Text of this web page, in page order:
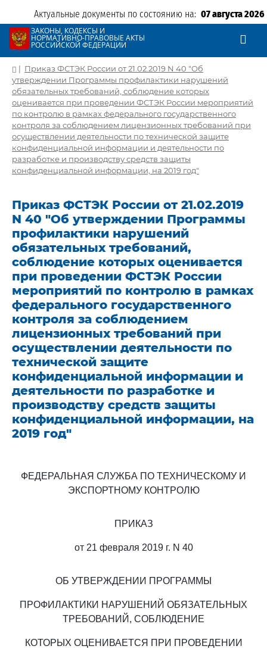
Актуальные документы по состоянию на: 07 августа 2026
ЗАКОНЫ, КОДЕКСЫ И
НОРМАТИВНО-ПРАВОВЫЕ АКТЫ
РОССИЙСКОЙ ФЕДЕРАЦИИ
| Приказ ФСТЭК России от 21.02.2019 N 40 "Об
утверждении Программы профилактики нарушений
обязательных требований, соблюдение которых
оценивается при проведении ФСТЭК России мероприятий
по контролю в рамках федерального государственного
контроля за соблюдением лицензионных требований при
осуществлении деятельности по технической защите
конфиденциальной информации и деятельности по
разработке и производству средств защиты
конфиденциальной информации, на 2019 год"
Приказ ФСТЭК России от 21.02.2019
N 40 "Об утверждении Программы
профилактики нарушений
обязательных требований,
соблюдение которых оценивается
при проведении ФСТЭК России
мероприятий по контролю в рамках
федерального государственного
контроля за соблюдением
лицензионных требований при
осуществлении деятельности по
технической защите
конфиденциальной информации и
деятельности по разработке и
производству средств защиты
конфиденциальной информации, на
2019 год"
ФЕДЕРАЛЬНАЯ СЛУЖБА ПО ТЕХНИЧЕСКОМУ И
ЭКСПОРТНОМУ КОНТРОЛЮ
ПРИКАЗ
от 21 февраля 2019 г. N 40
ОБ УТВЕРЖДЕНИИ ПРОГРАММЫ
ПРОФИЛАКТИКИ НАРУШЕНИЙ ОБЯЗАТЕЛЬНЫХ
ТРЕБОВАНИЙ, СОБЛЮДЕНИЕ
КОТОРЫХ ОЦЕНИВАЕТСЯ ПРИ ПРОВЕДЕНИИ